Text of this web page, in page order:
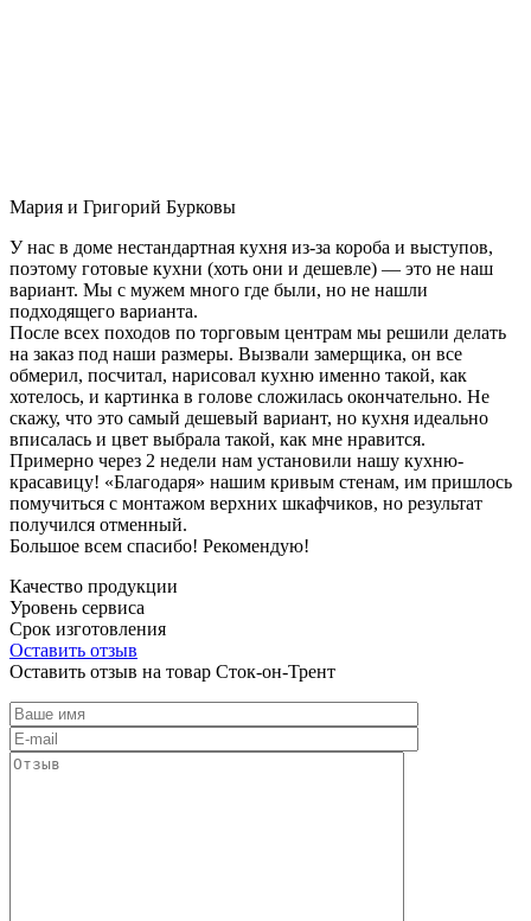
Мария и Григорий Бурковы
У нас в доме нестандартная кухня из-за короба и выступов,
поэтому готовые кухни (хоть они и дешевле) — это не наш
вариант. Мы с мужем много где были, но не нашли
подходящего варианта.
После всех походов по торговым центрам мы решили делать
на заказ под наши размеры. Вызвали замерщика, он все
обмерил, посчитал, нарисовал кухню именно такой, как
хотелось, и картинка в голове сложилась окончательно. Не
скажу, что это самый дешевый вариант, но кухня идеально
вписалась и цвет выбрала такой, как мне нравится.
Примерно через 2 недели нам установили нашу кухню-
красавицу! «Благодаря» нашим кривым стенам, им пришлось
помучиться с монтажом верхних шкафчиков, но результат
получился отменный.
Большое всем спасибо! Рекомендую!
Качество продукции
Уровень сервиса
Срок изготовления
Оставить отзыв
Оставить отзыв на товар Сток-он-Трент